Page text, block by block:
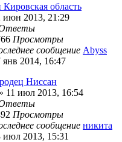
область
июн 2013, 21:29
Просмотры
сообщение Abyss
янв 2014, 16:47
Ниссан
» 11 июл 2013, 16:54
Просмотры
сообщение никита
июл 2013, 15:31